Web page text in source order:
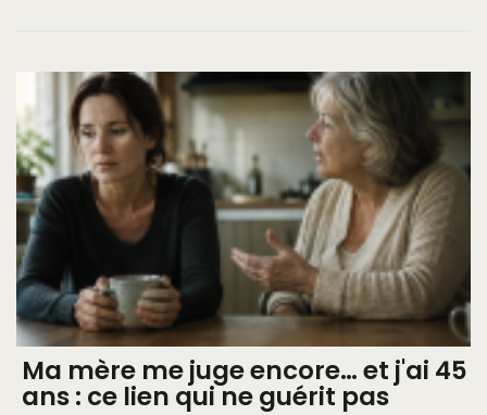
Ma mère me juge encore… et j'ai 45
ans : ce lien qui ne guérit pas